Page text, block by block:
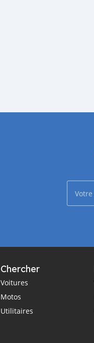
Chercher
Voitures
Motos
Utilitaires